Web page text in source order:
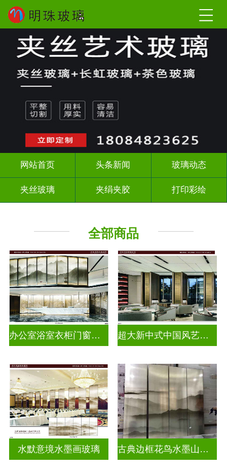
网站首页 头条新闻 玻璃动态
夹丝玻璃 夹绢夹胶 打印彩绘
全部商品
办公室浴室衣柜门窗户水墨画玻璃 超大新中式中国风艺术水墨山水画玻璃
水默意境水墨画玻璃 古典边框花鸟水墨山水画玻璃